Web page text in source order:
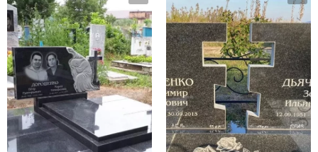
Памятники в форме скалы
Памятник Родителям
Флагштоки
Мемориальные доски
Буквы из латуни